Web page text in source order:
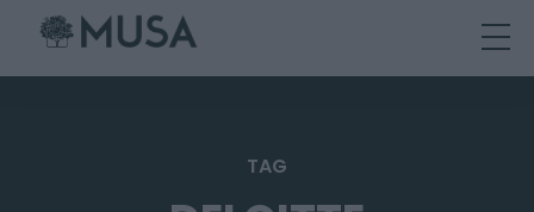
TAG